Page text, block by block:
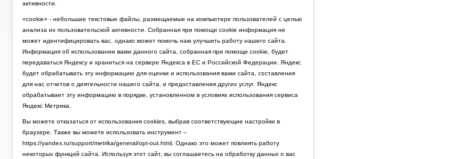
активности.
«cookie» - небольшие текстовые файлы, размещаемые на компьютере пользователей с целью
анализа их пользовательской активности. Собранная при помощи cookie информация не
может идентифицировать вас, однако может помочь нам улучшить работу нашего сайта.
Информация об использовании вами данного сайта, собранная при помощи cookie, будет
передаваться Яндексу и храниться на сервере Яндекса в ЕС и Российской Федерации. Яндекс
будет обрабатывать эту информацию для оценки и использования вами сайта, составления
для нас отчетов о деятельности нашего сайта, и предоставления других услуг. Яндекс
обрабатывает эту информацию в порядке, установленном в условиях использования сервиса
Яндекс Метрика.
Вы можете отказаться от использования cookies, выбрав соответствующие настройки в
браузере. Также вы можете использовать инструмент –
https://yandex.ru/support/metrika/general/opt-out.html. Однако это может повлиять работу
некоторых функций сайта. Используя этот сайт, вы соглашаетесь на обработку данных о вас